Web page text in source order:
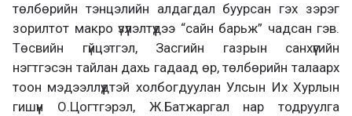
төлбөрийн тэнцэлийн алдагдал буурсан гэх зэрэг
зорилтот макро үзүүлэлтүүдээ “сайн барьж” чадсан гэв.
Төсвийн гүйцэтгэл, Засгийн газрын санхүүгийн
нэгтгэсэн тайлан дахь гадаад өр, төлбөрийн талаарх
тоон мэдээллүүдтэй холбогдуулан Улсын Их Хурлын
гишүүн О.Цогтгэрэл, Ж.Батжаргал нар тодруулга